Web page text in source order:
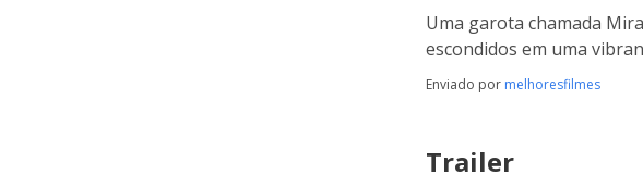
Uma garota chamada
escondidos em uma
Enviado por melhoresfilmes
Trailer